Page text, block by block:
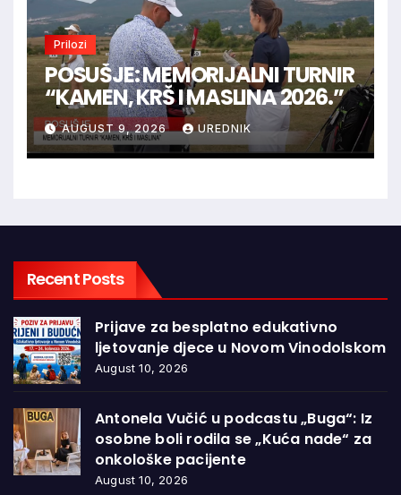
Prilozi
POSUŠJE: MEMORIJALNI TURNIR
“KAMEN, KRŠ I MASLINA 2026.”
AUGUST 9, 2026 UREDNIK
Recent Posts
Prijave za besplatno edukativno
ljetovanje djece u Novom Vinodolskom
August 10, 2026
Antonela Vučić u podcastu „Buga“: Iz
osobne boli rodila se „Kuća nade“ za
onkološke pacijente
August 10, 2026